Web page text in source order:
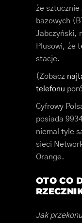
że sztucznie
bazowych
Jabczyński,
Plusowi, że
stacje.
(Zobacz
telefonu
Cyfrowy
posiada
niemal tyle
sieci
Orange.
OTO CO
Jak